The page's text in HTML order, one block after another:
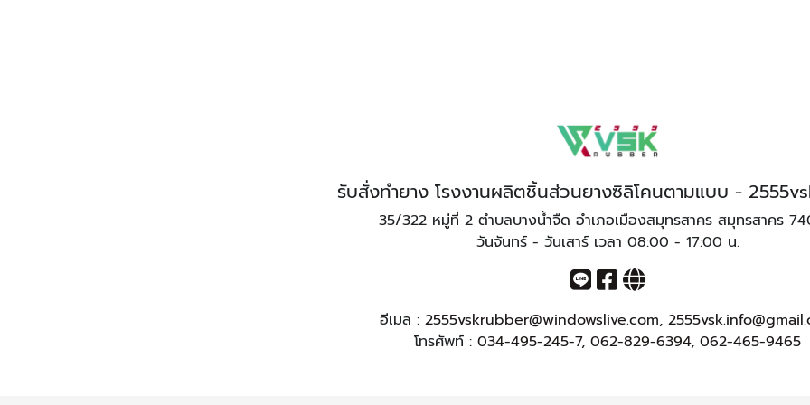
รับสั่งทำยาง โรงงานผลิตชิ้นส่วนยางซิลิโคนตามแบบ -
35/322 หมู่ที่ 2 ตำบลบางน้ำจืด อำเภอเมืองสมุทรสาคร สมุทรสาคร
วันจันทร์ - วันเสาร์ เวลา 08:00 - 17:00 น.
อีเมล : 2555vskrubber@windowslive.com,
โทรศัพท์ : 034-495-245-7, 062-829-6394, 062-465-9465